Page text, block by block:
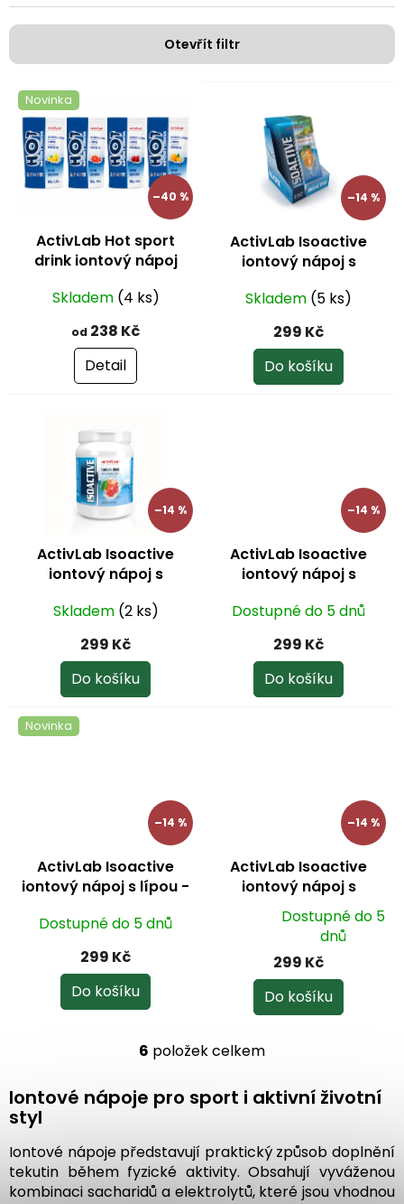
í
p
r
d
u
Otevřít filtr
V
ý Novinka
–40 %
ActivLab Hot sport
drink iontový nápoj
Skladem (4 ks)
od 238 Kč
Detail
–14 %
ActivLab Isoactive
iontový nápoj s
20 sáčků
Skladem (5 ks)
299 Kč
Do košíku
–14 %
ActivLab Isoactive
iontový nápoj s
630 g
Skladem (2 ks)
299 Kč
Do košíku
–14 %
ActivLab Isoactive
iontový nápoj s
630 g
Dostupné do 5 dnů
299 Kč
Do košíku
Novinka
–14 %
ActivLab Isoactive
iontový nápoj s lípou -
sáčků
Dostupné do 5 dnů
299 Kč
Do košíku
–14 %
ActivLab Isoactive
iontový nápoj s
ženšenem - grapefruit
20 sáčků
produktu
5
Dostupné do 5
dnů
299 Kč
Do košíku
O
l
á
a
c
í
p
6 položek celkem
Iontové nápoje pro sport i aktivní životní
styl
Iontové nápoje představují praktický způsob doplnění
tekutin během fyzické aktivity. Obsahují vyváženou
kombinaci sacharidů a elektrolytů, které jsou vhodnou